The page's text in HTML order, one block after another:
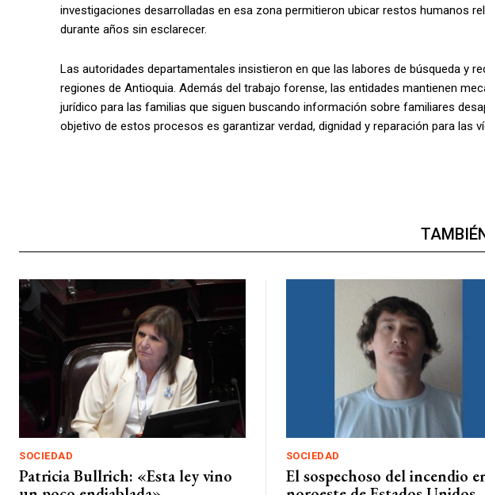
investigaciones desarrolladas en esa zona permitieron ubicar restos humanos
durante años sin esclarecer.
Las autoridades departamentales insistieron en que las labores de búsqueda y
regiones de Antioquia. Además del trabajo forense, las entidades mantienen
jurídico para las familias que siguen buscando información sobre familiares
objetivo de estos procesos es garantizar verdad, dignidad y reparación para las
SOCIEDAD
Patricia Bullrich: «Esta ley vino
SOCIEDAD
El sospechoso del incendio